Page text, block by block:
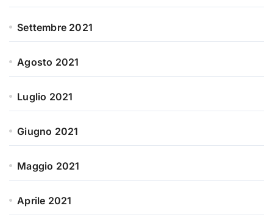
Settembre 2021
Agosto 2021
Luglio 2021
Giugno 2021
Maggio 2021
Aprile 2021